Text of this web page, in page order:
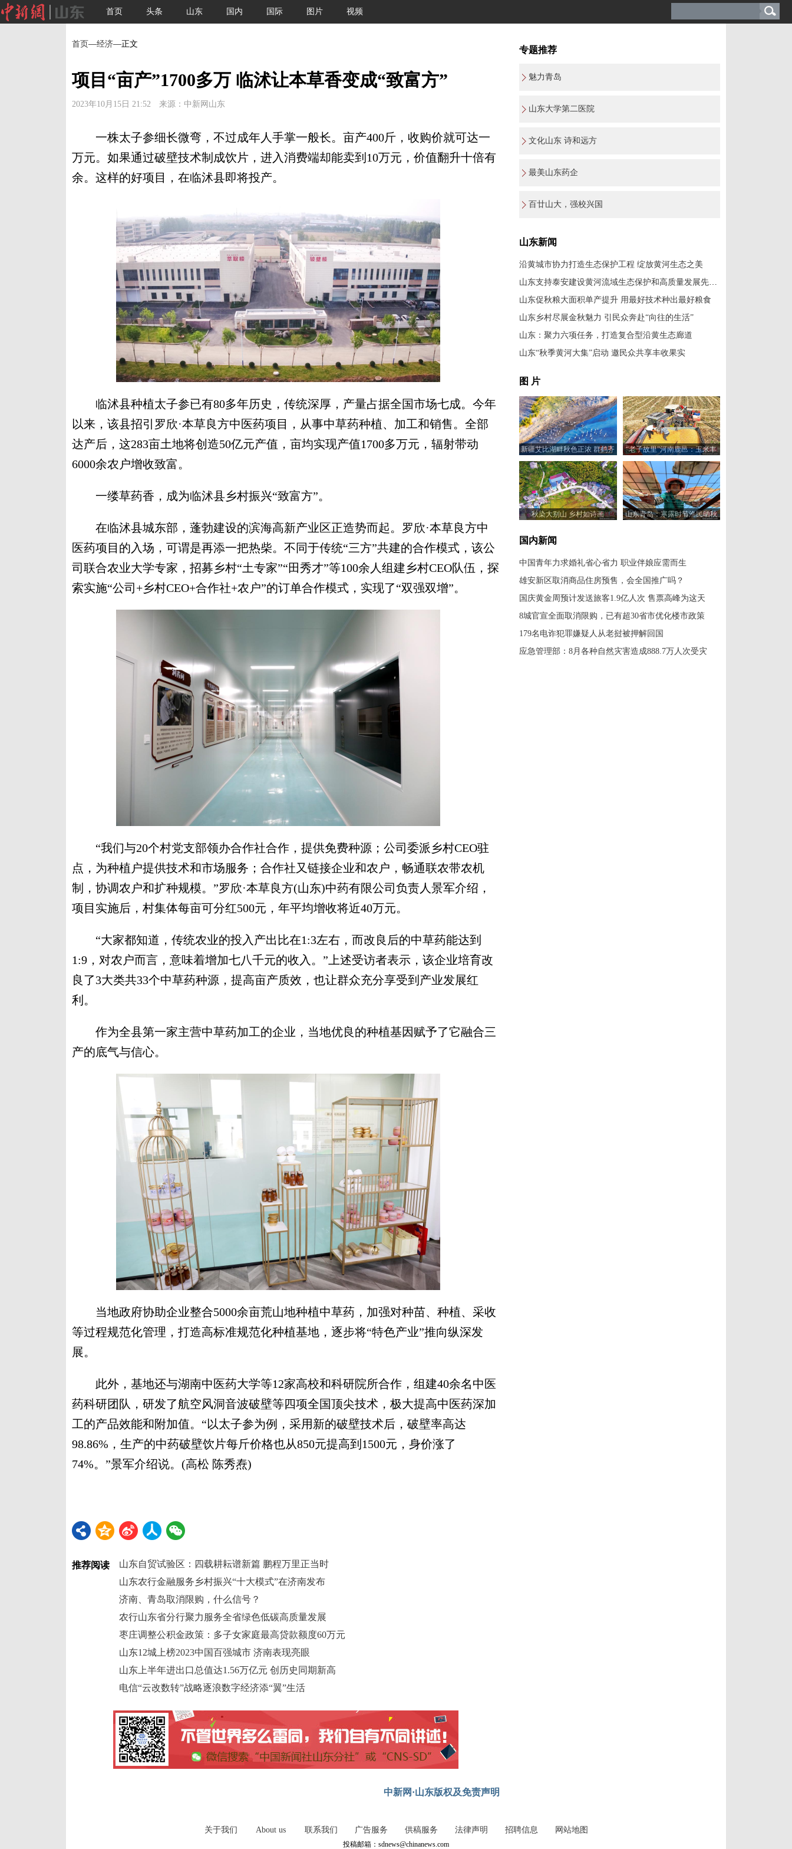
首页 头条 山东 国内 国际 图片 视频
首页—经济—正文
项目“亩产”1700多万 临沭让本草香变成“致富方”
2023年10月15日 21:52 来源：中新网山东
一株太子参细长微弯，不过成年人手掌一般长。亩产400斤，收购价就可达一
万元。如果通过破壁技术制成饮片，进入消费端却能卖到10万元，价值翻升十倍有
余。这样的好项目，在临沭县即将投产。
临沭县种植太子参已有80多年历史，传统深厚，产量占据全国市场七成。今年
以来，该县招引罗欣·本草良方中医药项目，从事中草药种植、加工和销售。全部
达产后，这283亩土地将创造50亿元产值，亩均实现产值1700多万元，辐射带动
6000余农户增收致富。
一缕草药香，成为临沭县乡村振兴“致富方”。
在临沭县城东部，蓬勃建设的滨海高新产业区正造势而起。罗欣·本草良方中
医药项目的入场，可谓是再添一把热柴。不同于传统“三方”共建的合作模式，该公
司联合农业大学专家，招募乡村“土专家”“田秀才”等100余人组建乡村CEO队伍，探
索实施“公司+乡村CEO+合作社+农户”的订单合作模式，实现了“双强双增”。
“我们与20个村党支部领办合作社合作，提供免费种源；公司委派乡村CEO驻
点，为种植户提供技术和市场服务；合作社又链接企业和农户，畅通联农带农机
制，协调农户和扩种规模。”罗欣·本草良方(山东)中药有限公司负责人景军介绍，
项目实施后，村集体每亩可分红500元，年平均增收将近40万元。
“大家都知道，传统农业的投入产出比在1:3左右，而改良后的中草药能达到
1:9，对农户而言，意味着增加七八千元的收入。”上述受访者表示，该企业培育改
良了3大类共33个中草药种源，提高亩产质效，也让群众充分享受到产业发展红
利。
作为全县第一家主营中草药加工的企业，当地优良的种植基因赋予了它融合三
产的底气与信心。
当地政府协助企业整合5000余亩荒山地种植中草药，加强对种苗、种植、采收
等过程规范化管理，打造高标准规范化种植基地，逐步将“特色产业”推向纵深发
展。
此外，基地还与湖南中医药大学等12家高校和科研院所合作，组建40余名中医
药科研团队，研发了航空风洞音波破壁等四项全国顶尖技术，极大提高中医药深加
工的产品效能和附加值。“以太子参为例，采用新的破壁技术后，破壁率高达
98.86%，生产的中药破壁饮片每斤价格也从850元提高到1500元，身价涨了
74%。”景军介绍说。(高松 陈秀焘)
推荐阅读
山东自贸试验区：四载耕耘谱新篇 鹏程万里正当时
山东农行金融服务乡村振兴“十大模式”在济南发布
济南、青岛取消限购，什么信号？
农行山东省分行聚力服务全省绿色低碳高质量发展
枣庄调整公积金政策：多子女家庭最高贷款额度60万元
山东12城上榜2023中国百强城市 济南表现亮眼
山东上半年进出口总值达1.56万亿元 创历史同期新高
电信“云改数转”战略逐浪数字经济添“翼”生活
中新网·山东版权及免责声明
专题推荐
魅力青岛
山东大学第二医院
文化山东 诗和远方
最美山东药企
百廿山大，强校兴国
山东新闻
沿黄城市协力打造生态保护工程 绽放黄河生态之美
山东支持泰安建设黄河流域生态保护和高质量发展先行区
山东促秋粮大面积单产提升 用最好技术种出最好粮食
山东乡村尽展金秋魅力 引民众奔赴“向往的生活”
山东：聚力六项任务，打造复合型沿黄生态廊道
山东“秋季黄河大集”启动 邀民众共享丰收果实
图 片
新疆艾比湖畔秋色正浓 群鹤齐
飞
“老子故里”河南鹿邑：玉米丰
收“金”满仓
秋染大别山 乡村如诗画
山东青岛：寒露时节渔民晒秋
国内新闻
中国青年力求婚礼省心省力 职业伴娘应需而生
雄安新区取消商品住房预售，会全国推广吗？
国庆黄金周预计发送旅客1.9亿人次 售票高峰为这天
8城官宣全面取消限购，已有超30省市优化楼市政策
179名电诈犯罪嫌疑人从老挝被押解回国
应急管理部：8月各种自然灾害造成888.7万人次受灾
关于我们 About us 联系我们 广告服务 供稿服务 法律声明 招聘信息 网站地图
投稿邮箱：sdnews@chinanews.com